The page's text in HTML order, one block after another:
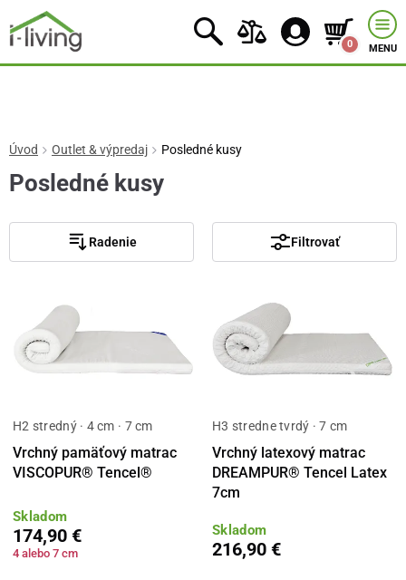
0 MENU
Úvod Outlet & výpredaj Posledné kusy
Posledné kusy
Radenie Filtrovať
H2 stredný · 4 cm · 7 cm
Vrchný pamäťový matrac
VISCOPUR® Tencel®
Skladom
174,90 €
4 alebo 7 cm
H3 stredne tvrdý · 7 cm
Vrchný latexový matrac
DREAMPUR® Tencel Latex
7cm
Skladom
216,90 €